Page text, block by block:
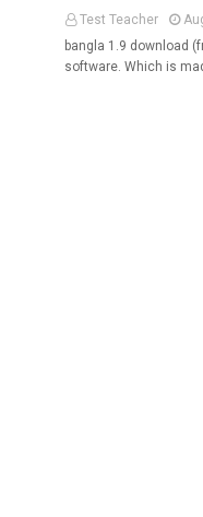
Test Teacher
bangla 1.9 download
software. Which is